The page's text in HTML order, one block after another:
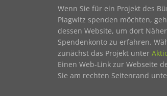
Wenn Sie für ein Projekt des
Plagwitz spenden möchten,
dessen Website, um dort
Spendenkonto zu erfahren.
zunächst das Projekt unter
Einen Web-Link zur Webseite
Sie am rechten Seitenrand